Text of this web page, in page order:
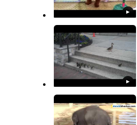
▶
▶